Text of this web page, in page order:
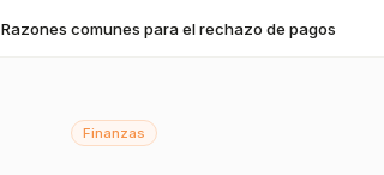
Razones comunes para el rechazo de pagos
Finanzas